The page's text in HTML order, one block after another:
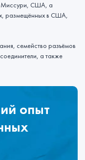
Миссури, США, а
размещённых в США,
семейство разъёмов
а также
опыт